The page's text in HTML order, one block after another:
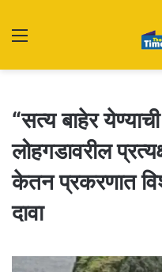
“सत्य बाहेर
लोहगडावरील
केतन प्रकरणात
दावा